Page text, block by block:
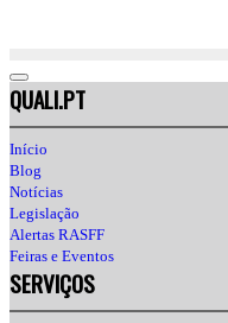
QUALI.PT
Início
Blog
Notícias
Legislação
Alertas RASFF
Feiras e Eventos
SERVIÇOS